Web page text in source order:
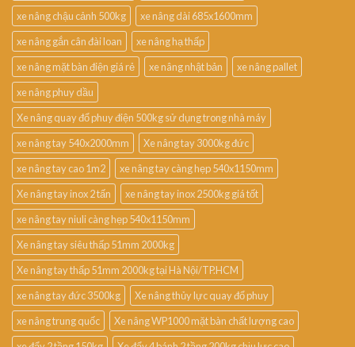
xe nâng chậu cảnh 500kg
xe nâng dài 685x1600mm
xe nâng gắn cân đài loan
xe nâng hạ thấp
xe nâng mặt bàn điện giá rẻ
xe nâng nhật bản
xe nâng pallet
xe nâng phuy dầu
Xe nâng quay đổ phuy điện 500kg sử dụng trong nhà máy
xe nâng tay 540x2000mm
Xe nâng tay 3000kg đức
xe nâng tay cao 1m2
xe nâng tay càng hẹp 540x1150mm
Xe nâng tay inox 2 tấn
xe nâng tay inox 2500kg giá tốt
xe nâng tay niuli càng hẹp 540x1150mm
Xe nâng tay siêu thấp 51mm 2000kg
Xe nâng tay thấp 51mm 2000kg tại Hà Nội/TP.HCM
xe nâng tay đức 3500kg
Xe nâng thủy lực quay đổ phuy
xe nâng trung quốc
Xe nâng WP1000 mặt bàn chất lượng cao